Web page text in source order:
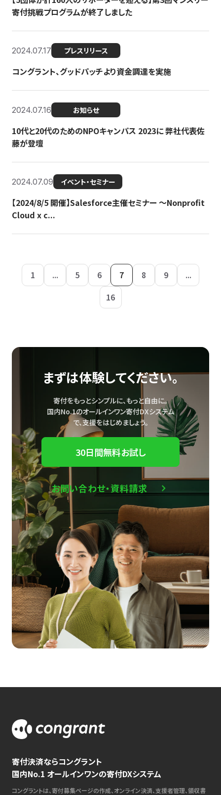
寄付挑戦プログラムが終了しました
2024.07.17 プレスリリース
コングラント、グッドパッチより資金調達を実施
2024.07.16 お知らせ
10代と20代のためのNPOキャンパス 2023に 弊社代表佐
藤が登壇
2024.07.09 イベント・セミナー
【2024/8/5 開催】Salesforce主催セミナー 〜Nonprofit
Cloud x c...
1 ... 5 6 7 8 9
...
16
まずは体験してください。
寄付をもっとシンプルに、もっと自由に。
国内No.1のオールインワン寄付DXシステム
で、支援をはじめましょう。
30日間無料お試し
お問い合わせ・資料請求
寄付決済ならコングラント
国内No.1 オールインワンの寄付DXシステム
コングラントは、寄付募集ページの作成、オンライン決済、支援者管理、領収書